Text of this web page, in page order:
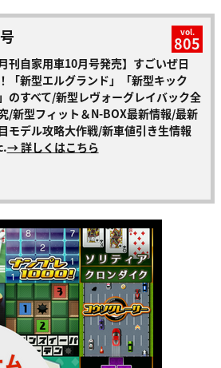
vol.
805
月刊自家用車10月号発売】すごいぜ日
「新型エルグランド」「新型キック
のすべて/新型レヴォーグレイバック全
/新型フィット＆N-BOX最新情報/最新
モデル攻略大作戦/新車値引き生情報
→ 詳しくはこちら